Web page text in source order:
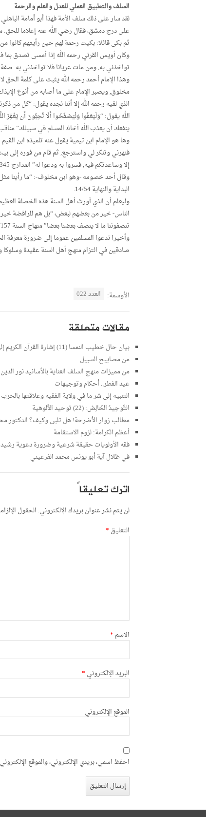
السلف والتطبيق العملي للعدل والعلم والرحمة
لقد سار على ذلك سلف الأمة فهذا أبو أمامة
على درج دمشق، فقال رضي الله عنه إعلاما
ثم بكى قائلا: بكيت رحمة لهم حين رأيتهم كانوا من
وكان أويس القرني رحمه الله إذا أمسى تصدق
تواخذني به, ومن مات عريانا فلا تواخذني به. صفة
وهذا الإمام أحمد رحمه الله يثبت على كلمة الحق
مخلوق, ويصبر الإمام على ما أصابه من أنوع
الذي لقيه رحمه الله إلا أننا نجده يقول: “كل
الله يقول: “وَلْيَعْفُوا وَلْيَصْفَحُوا أَلَا تُحِبُّونَ أَن
ينفعك أن يعذب الله أخاك المسلم في سبيلك”
وها هو الإمام ابن تيمية يقول عنه تلميذه ابن
فنهرني وتنكر لي واسترجع, ثم قام من فوره إلى
إلا وساعدتكم فيه, فسروا به ودعوا له” المدارج 2/345.
وقال أحد خصومه -وهو ابن مخلوف-: “ما رأينا
البداية والنهاية 14/54.
وليعلم أن الذي أورث أهل السنة هذه الخصلة
الناس- خير من بعضهم لبعض، “بل هم للرافضة
تنصفوننا ما لا ينصف بعضنا بعضا” منهاج السنة 5/157.
وأخيرا ندعوا المسلمين عموما إلى ضرورة معرفة
صادقين في التزام منهج أهل السنة عقيدة وسلوكا
الأوسمة: العدد 022
مقالات متعلقة
بيان حال خطيب النمسا (11) إشارة القرآن الكريم إلى الدجال كتبه طارق الحمودي
من مصابيح السبيل
من مميزات منهج السلف العناية بالأسانيد نور
عيد الفطر.. أحكام وتوجيهات
التنبيه إلى شر ما في ولاية الفقيه وعلاقتها
التَّوحِيدُ الخَالِصُ: (22) توحيد الألوهية
مطالب زوار الأضرحة! هل تلبى وكيف؟ الدكتور
أعظم الكرامة: لزوم الاستقامة
فقه الأولويات حقيقة شرعية وضرورة دعوية
في ظلال آية أبو يونس محمد الفرعيني
اترك تعليقاً
لن يتم نشر عنوان بريدك الإلكتروني. الحقول
التعليق *
الاسم *
البريد الإلكتروني *
الموقع الإلكتروني
احفظ اسمي، بريدي الإلكتروني، والموقع